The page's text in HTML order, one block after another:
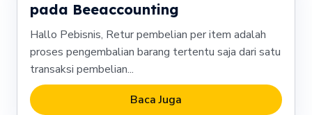
pada Beeaccounting
Hallo Pebisnis, Retur pembelian per item adalah
proses pengembalian barang tertentu saja dari satu
transaksi pembelian...
Baca Juga